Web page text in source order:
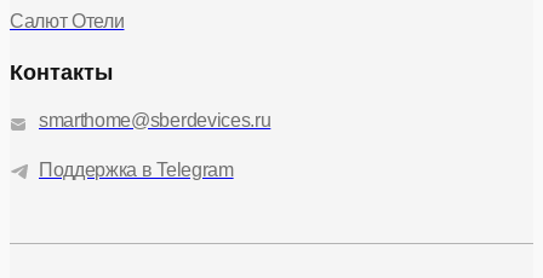
Салют Отели
Контакты
smarthome@sberdevices.ru
Поддержка в Telegram